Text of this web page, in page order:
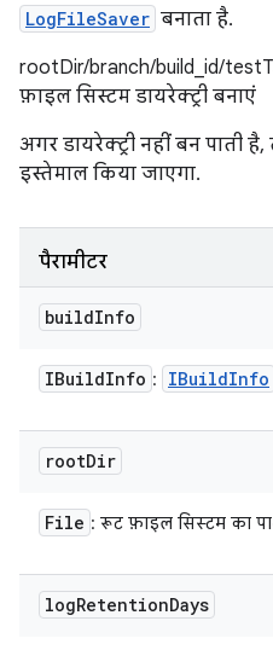
LogFileSaver बनाता है.
rootDir/branch/build_id/
फ़ाइल सिस्टम डायरेक्ट्री बनाएं
अगर डायरेक्ट्री नहीं बन पाती
इस्तेमाल किया जाएगा.
पैरामीटर
buildInfo
IBuildInfo : IBuildInfo
rootDir
File : रूट फ़ाइल सिस्टम का
logRetentionDays